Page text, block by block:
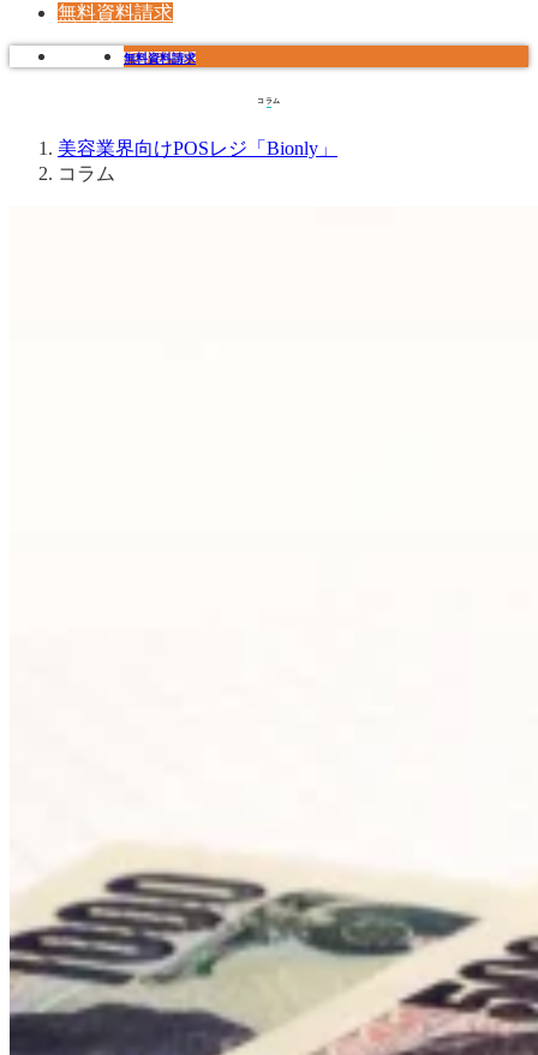
無料資料請求
無料資料請求
コラム
コラム